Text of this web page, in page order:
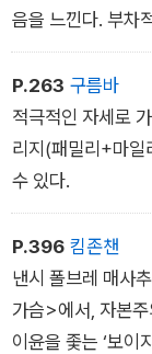
음을 느낀다. 부차
이자 삶을 더 풍요
P.263 구름바
적극적인 자세로
리지(패밀리+마일
수 있다.
P.396 킴존챈
낸시 폴브레 매사
가슴>에서, 자본
이윤을 좇는 ‘보이